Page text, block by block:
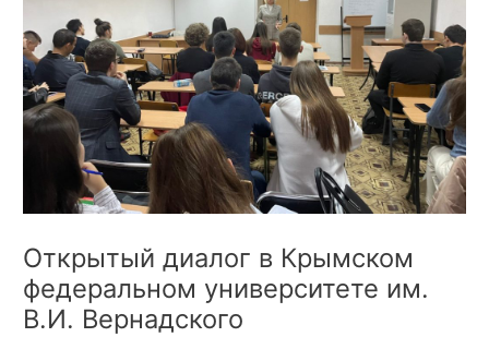
Открытый диалог в Крымском
федеральном университете им.
В.И. Вернадского